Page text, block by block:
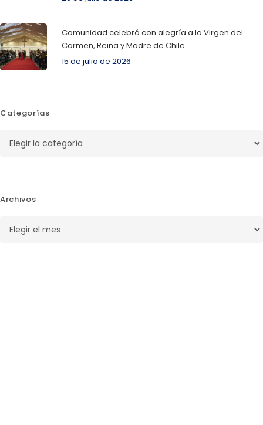
Comunidad celebró con alegría a la Virgen del
Carmen, Reina y Madre de Chile
15 de julio de 2026
Categorías
Archivos